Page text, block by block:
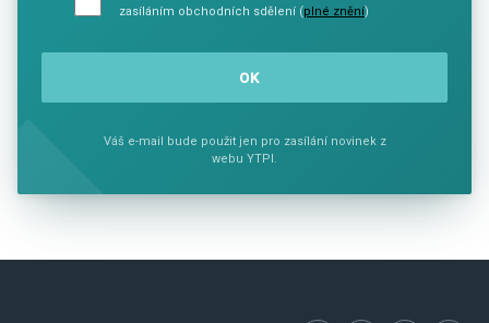
zasíláním obchodních sdělení (plné znění)
Váš e-mail bude použit jen pro zasílání novinek z
webu YTPI.